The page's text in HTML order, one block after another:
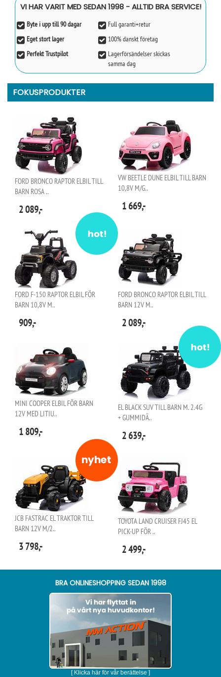
VI HAR VARIT MED SEDAN 1998 - ALLTID BRA SERVICE!
Byte i upp till 90 dagar
Full garanti+retur
Eget stort lager
100% danskt företag
Perfekt Trustpilot
Lagerförsändelser skickas
samma dag
FOKUSPRODUKTER
FORD BRONCO RAPTOR ELBIL TILL
BARN ROSA ..
2 089,-
VW BEETLE DUNE ELBIL TILL BARN
10,8V M/G..
1 669,-
FORD F-150 RAPTOR ELBIL FÖR
BARN 10,8V M..
909,-
FORD BRONCO RAPTOR ELBIL TILL
BARN 12V M..
2 089,-
MINI COOPER ELBIL FÖR BARN
12V MED LITIU..
1 809,-
EL BLACK SUV TILL BARN M. 2.4G
+ GUMMIDÄ..
2 639,-
JCB FASTRAC EL TRAKTOR TILL
BARN 12V M/2..
3 798,-
TOYOTA LAND CRUISER FJ45 EL
PICK-UP FÖR ..
2 499,-
BRA ONLINESHOPPING SEDAN 1998
[ Klicka här för vår berättelse ]